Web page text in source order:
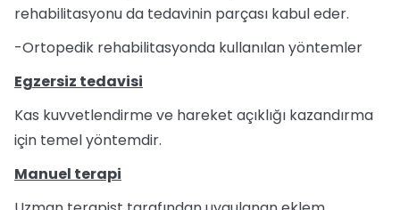
rehabilitasyonu da tedavinin parçası kabul eder.
-Ortopedik rehabilitasyonda kullanılan yöntemler
Egzersiz tedavisi
Kas kuvvetlendirme ve hareket açıklığı kazandırma
için temel yöntemdir.
Manuel terapi